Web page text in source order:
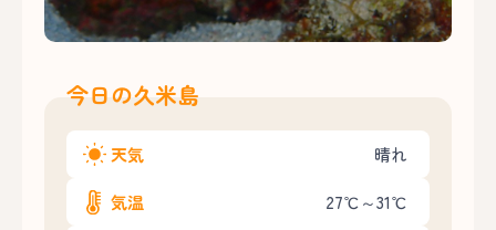
今日の久米島
天気 晴れ
気温 27℃～31℃